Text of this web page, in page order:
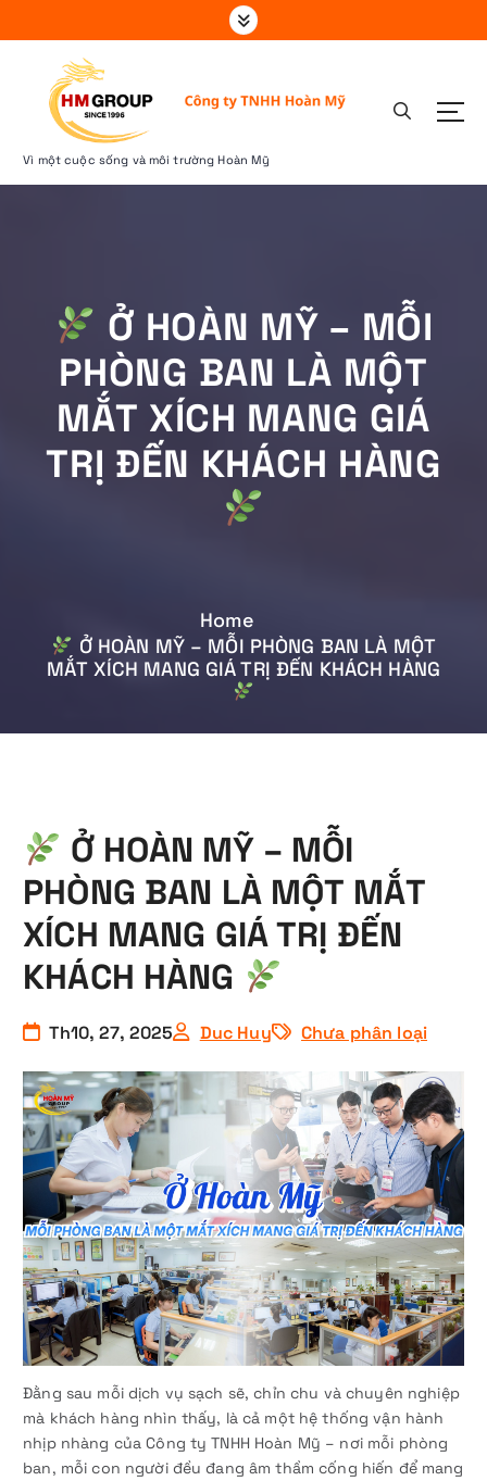
k
o
Vì một cuộc sống và môi trường Hoàn Mỹ
Ở HOÀN MỸ – MỖI
PHÒNG BAN LÀ MỘT
MẮT XÍCH MANG GIÁ
TRỊ ĐẾN KHÁCH HÀNG
Home
Ở HOÀN MỸ – MỖI PHÒNG BAN LÀ MỘT
MẮT XÍCH MANG GIÁ TRỊ ĐẾN KHÁCH HÀNG
Ở HOÀN MỸ – MỖI
PHÒNG BAN LÀ MỘT MẮT
XÍCH MANG GIÁ TRỊ ĐẾN
KHÁCH HÀNG
Th10, 27, 2025 Duc Huy Chưa phân loại
Đằng sau mỗi dịch vụ sạch sẽ, chỉn chu và chuyên nghiệp
mà khách hàng nhìn thấy, là cả một hệ thống vận hành
nhịp nhàng của Công ty TNHH Hoàn Mỹ – nơi mỗi phòng
ban, mỗi con người đều đang âm thầm cống hiến để mang